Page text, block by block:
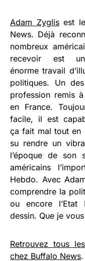
Adam Zyglisest le
News. Déjà
nombreux
recevoir est
énorme travail
politiques. Un
profession remis
en France.
facile, il est
ça fait mal tout en
su rendre un
l’époque de son
américains
Hebdo. Avec
comprendre la
ou encore l’Etat
dessin. Que je
Retrouvez tous
chez Buffalo News.